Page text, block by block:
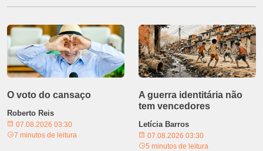
O voto do cansaço
Roberto Reis
07.08.2026 03:30
7 minutos de leitura
A guerra identitária não
tem vencedores
Letícia Barros
07.08.2026 03:30
5 minutos de leitura